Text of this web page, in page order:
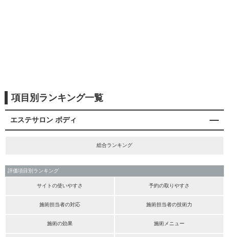
項目別ランキング一覧
エステサロン ボディ
総合ランキング
評価項目別ランキング
サイトの使いやすさ 予約の取りやすさ
施術担当者の対応 施術担当者の技術力
施術の効果 施術メニュー